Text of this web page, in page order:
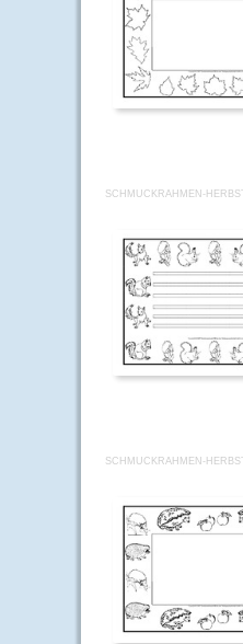
SCHMUCKRAHMEN-
SCHMUCKRAHMEN-